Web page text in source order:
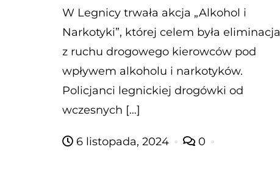
W Legnicy trwała akcja „Alkohol i
Narkotyki”, której celem była eliminacja
z ruchu drogowego kierowców pod
wpływem alkoholu i narkotyków.
Policjanci legnickiej drogówki od
wczesnych […]
6 listopada, 2024 0